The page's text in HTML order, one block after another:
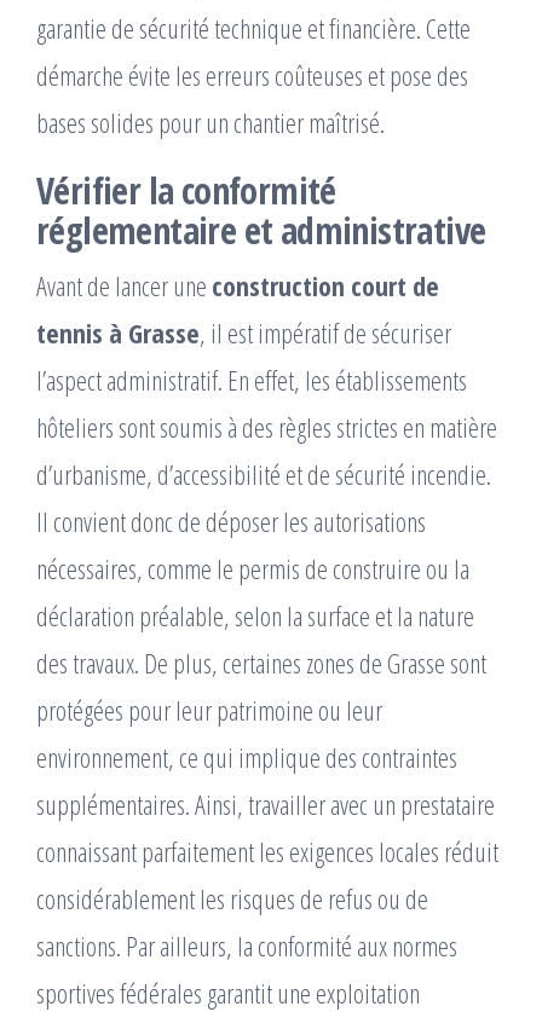
garantie de sécurité technique et financière. Cette
démarche évite les erreurs coûteuses et pose des
bases solides pour un chantier maîtrisé.
Vérifier la conformité
réglementaire et administrative
Avant de lancer une construction court de
tennis à Grasse, il est impératif de sécuriser
l’aspect administratif. En effet, les établissements
hôteliers sont soumis à des règles strictes en matière
d’urbanisme, d’accessibilité et de sécurité incendie.
Il convient donc de déposer les autorisations
nécessaires, comme le permis de construire ou la
déclaration préalable, selon la surface et la nature
des travaux. De plus, certaines zones de Grasse sont
protégées pour leur patrimoine ou leur
environnement, ce qui implique des contraintes
supplémentaires. Ainsi, travailler avec un prestataire
connaissant parfaitement les exigences locales réduit
considérablement les risques de refus ou de
sanctions. Par ailleurs, la conformité aux normes
sportives fédérales garantit une exploitation